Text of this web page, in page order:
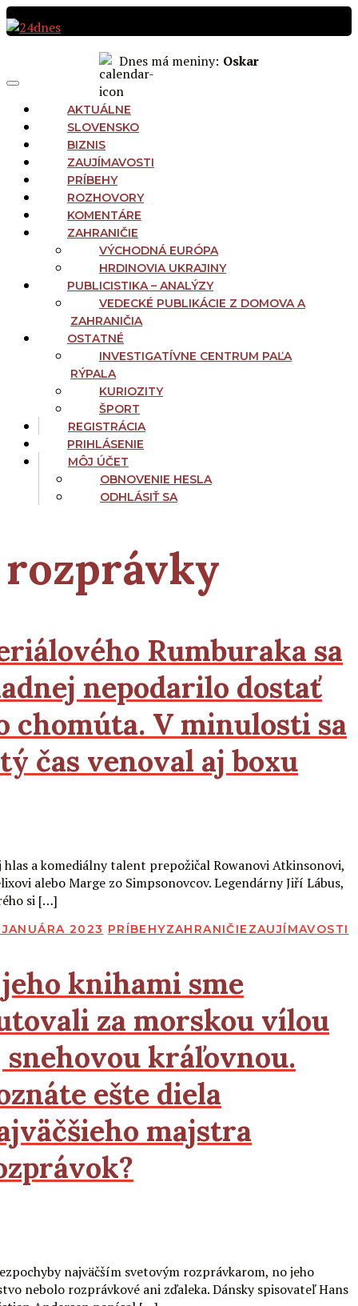
Preskočiť
na
Dnes má meniny: Oskar
Menu
AKTUÁLNE
SLOVENSKO
BIZNIS
ZAUJÍMAVOSTI
PRÍBEHY
ROZHOVORY
KOMENTÁRE
ZAHRANIČIE
VÝCHODNÁ EURÓPA
HRDINOVIA UKRAJINY
PUBLICISTIKA – ANALÝZY
VEDECKÉ PUBLIKÁCIE Z DOMOVA A
ZAHRANIČIA
OSTATNÉ
INVESTIGATÍVNE CENTRUM PAĽA
RÝPALA
KURIOZITY
ŠPORT
REGISTRÁCIA
PRIHLÁSENIE
MÔJ ÚČET
OBNOVENIE HESLA
ODHLÁSIŤ SA
rozprávky
Rumburaka sa
nepodarilo dostať
chomúta. V minulosti sa
čas venoval aj boxu
hlas a komediálny talent prepožičal Rowanovi Atkinsonovi,
alebo Marge zo Simpsonovcov. Legendárny Jiří Lábus,
si […]
2023 PRÍBEHYZAHRANIČIE ZAUJÍMAVOSTI
knihami sme
za morskou vílou
snehovou kráľovnou.
ešte diela
majstra
najväčším svetovým rozprávkarom, no jeho
nebolo rozprávkové ani zďaleka. Dánsky spisovateľ Hans